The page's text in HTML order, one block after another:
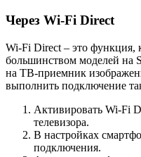
Через Wi-Fi Direct
Wi-Fi Direct – это функция,
большинством моделей на
на ТВ-приемник
выполнить подключение
Активировать Wi-Fi
телевизора.
В настройках
подключения.